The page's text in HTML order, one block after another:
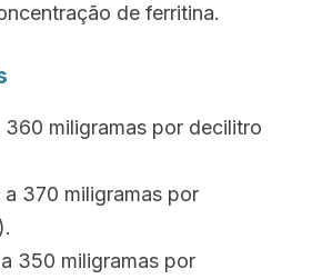
de ferritina.
360 miligramas por decilitro
a 370 miligramas por
350 miligramas por